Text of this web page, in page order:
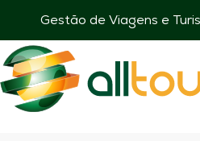
Gestão de Viagens e